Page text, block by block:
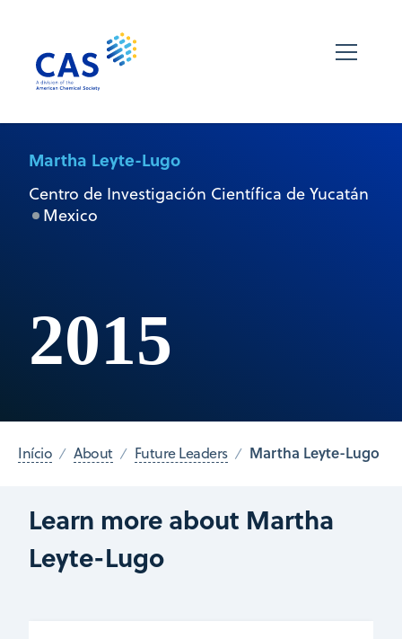
Martha Leyte-Lugo
Centro de Investigación Científica de Yucatán
Mexico
2015
Início About Future Leaders Martha Leyte-Lugo
Learn more about Martha
Leyte-Lugo